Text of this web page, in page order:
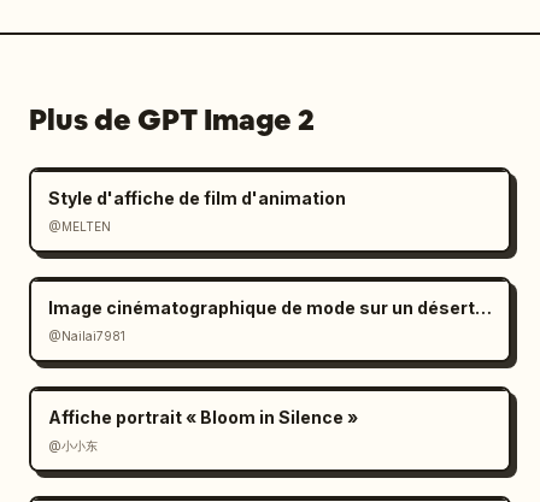
Plus de GPT Image 2
Style d'affiche de film d'animation
@MELTEN
Image cinématographique de mode sur un désert de sel à l'ambiance mélancolique
@Nailai7981
Affiche portrait « Bloom in Silence »
@小小东